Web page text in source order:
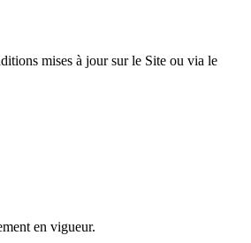
mises à jour sur le Site ou via le
en vigueur.